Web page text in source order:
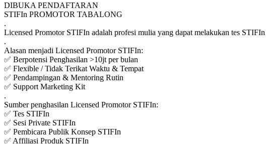
DIBUKA PENDAFTARAN
STIFIn PROMOTOR TABALONG
.
Licensed Promotor STIFIn adalah profesi mulia yang dapat melakukan tes
.
Alasan menjadi Licensed Promotor STIFIn:
✅ Berpotensi Penghasilan >10jt per bulan
✅ Flexible / Tidak Terikat Waktu & Tempat
✅ Pendampingan & Mentoring Rutin
✅ Support Marketing Kit
.
Sumber penghasilan Licensed Promotor STIFIn:
✅ Tes STIFIn
✅ Sesi Private STIFIn
✅ Pembicara Publik Konsep STIFIn
✅ Affiliasi Produk STIFIn